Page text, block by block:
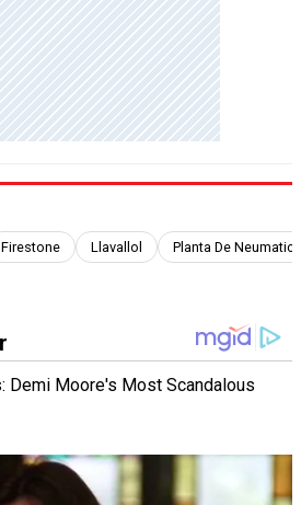
Firestone Llavallol Planta De